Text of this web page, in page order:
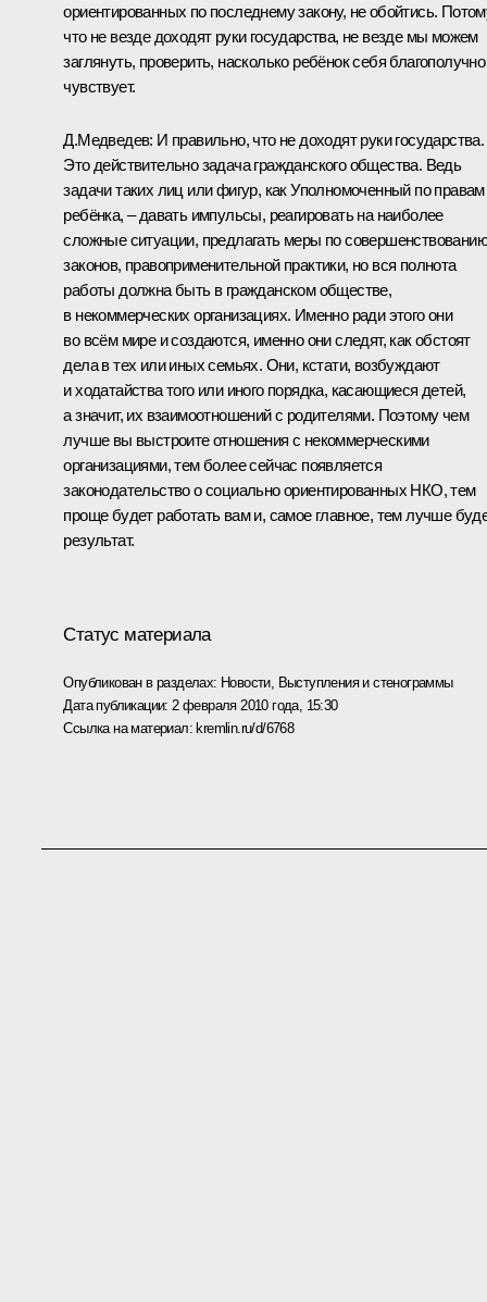
ориентированных по последнему закону, не обойтись.
что не везде доходят руки государства, не везде мы можем
заглянуть, проверить, насколько ребёнок себя благополучно
чувствует.
Д.Медведев: И правильно, что не доходят руки государства.
Это действительно задача гражданского общества. Ведь
задачи таких лиц или фигур, как Уполномоченный по правам
ребёнка, – давать импульсы, реагировать на наиболее
сложные ситуации, предлагать меры по совершенствованию
законов, правоприменительной практики, но вся полнота
работы должна быть в гражданском обществе,
в некоммерческих организациях. Именно ради этого они
во всём мире и создаются, именно они следят, как обстоят
дела в тех или иных семьях. Они, кстати, возбуждают
и ходатайства того или иного порядка, касающиеся детей,
а значит, их взаимоотношений с родителями. Поэтому чем
лучше вы выстроите отношения с некоммерческими
организациями, тем более сейчас появляется
законодательство о социально ориентированных НКО, тем
проще будет работать вам и, самое главное, тем лучше
результат.
Статус материала
Опубликован в разделах: Новости, Выступления и стенограммы
Дата публикации: 2 февраля 2010 года, 15:30
Ссылка на материал: kremlin.ru/d/6768